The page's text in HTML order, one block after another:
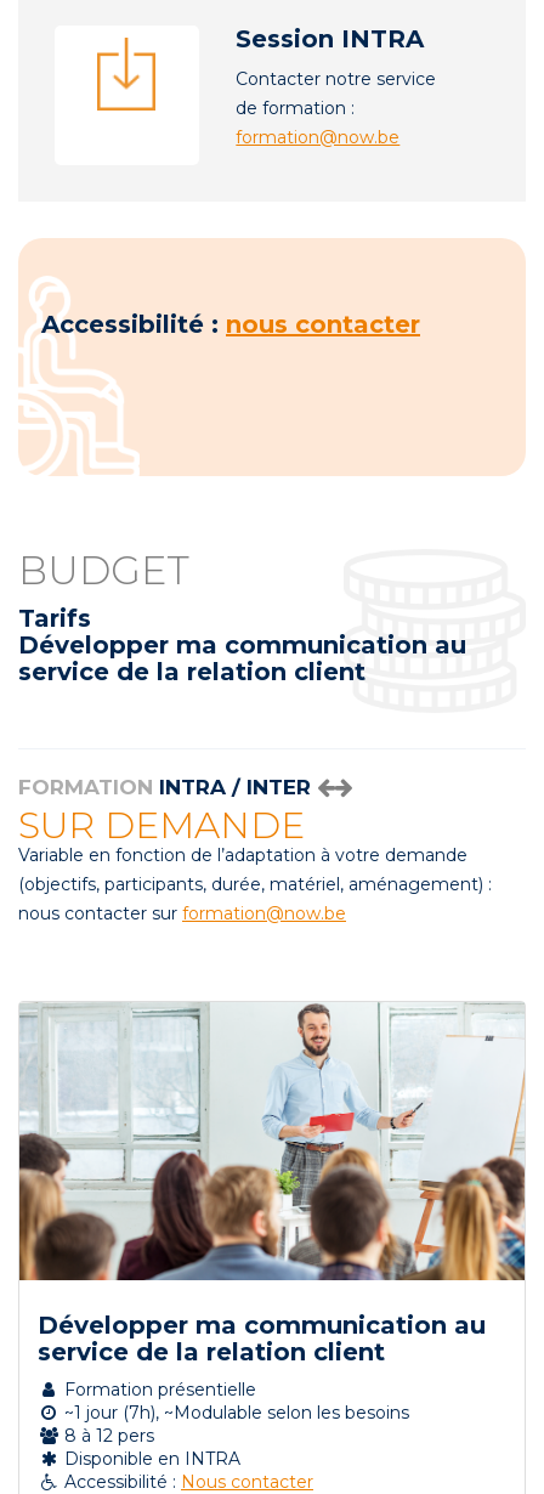
Session INTRA
Contacter notre service
de formation :
formation@now.be
Accessibilité : nous contacter
BUDGET
Tarifs
Développer ma communication au
service de la relation client
FORMATION INTRA / INTER
SUR DEMANDE
Variable en fonction de l’adaptation à votre demande
(objectifs, participants, durée, matériel, aménagement) :
nous contacter sur formation@now.be
Développer ma communication au
service de la relation client
Formation présentielle
~1 jour (7h), ~Modulable selon les besoins
8 à 12 pers
Disponible en INTRA
Accessibilité : Nous contacter